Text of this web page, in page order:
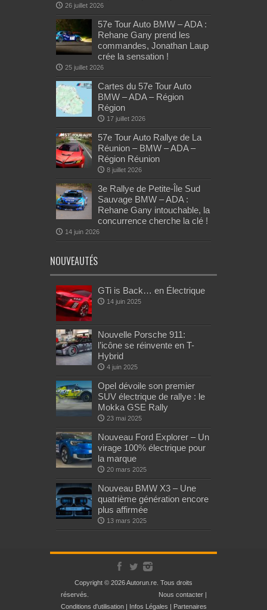
26 juillet 2026
57e Tour Auto BMW – ADA :
Rehane Gany prend les
commandes, Jonathan Laup
crée la sensation !
25 juillet 2026
Cartes du 57e Tour Auto
BMW – ADA – Région
Région
17 juillet 2026
57e Tour Auto Rallye de La
Réunion – BMW – ADA –
Région Réunion
8 juillet 2026
3e Rallye de Petite-Île Sud
Sauvage BMW – ADA :
Rehane Gany intouchable, la
concurrence cherche la clé !
14 juin 2026
NOUVEAUTÉS
GTi is Back… en Électrique
14 juin 2025
Nouvelle Porsche 911:
l’icône se réinvente en T-
Hybrid
4 juin 2025
Opel dévoile son premier
SUV électrique de rallye : le
Mokka GSE Rally
23 mai 2025
Nouveau Ford Explorer – Un
virage 100% électrique pour
la marque
20 mars 2025
Nouveau BMW X3 – Une
quatrième génération encore
plus affirmée
13 mars 2025
Copyright © 2026 Autorun.re. Tous droits
réservés.
Nous contacter|
Conditions d'utilisation| Infos Légales | Partenaires